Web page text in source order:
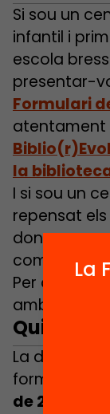
Si sou un
infantil i
escola
presentar-
Formulari
atentament
la
I si sou un
repensat
doneu-vos
compartiu
Per a més
amb Àlex
Quin
La data
formulari de
de 2018
La